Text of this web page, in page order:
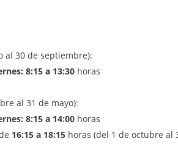
al 30 de septiembre):
8:15 a 13:30 horas
al 31 de mayo):
8:15 a 14:00 horas
16:15 a 18:15 horas (del 1 de octubre al